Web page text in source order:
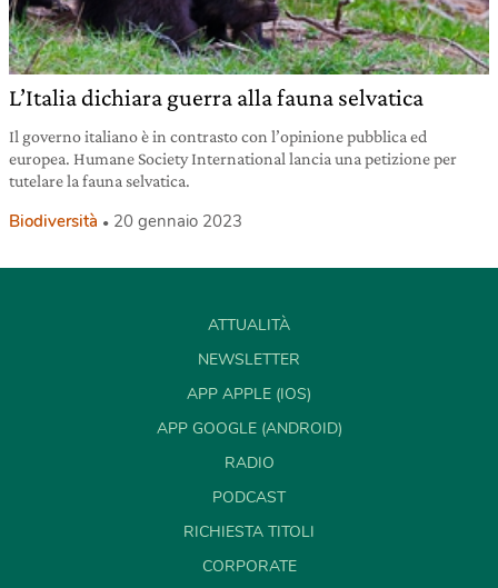
L’Italia dichiara guerra alla fauna selvatica
Il governo italiano è in contrasto con l’opinione pubblica ed
europea. Humane Society International lancia una petizione per
tutelare la fauna selvatica.
Biodiversità 20 gennaio 2023
ATTUALITÀ
NEWSLETTER
APP APPLE (IOS)
APP GOOGLE (ANDROID)
RADIO
PODCAST
RICHIESTA TITOLI
CORPORATE